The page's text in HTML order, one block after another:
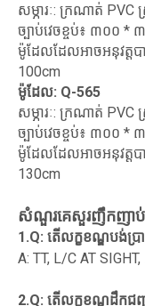
សម្ភារៈ: ក្រណាត់ PVC
ច្បាប់វេចខ្ចប់៖ ៣០០
ម៉ូដែលដែលអាចអនុវត្តប
100cm
ម៉ូដែល: Q-565
សម្ភារៈ: ក្រណាត់ PVC
ច្បាប់វេចខ្ចប់៖ ៣០០
ម៉ូដែលដែលអាចអនុវត្ត
130cm
សំណួរគេសួរញឹកញាប់
1.Q: តើលក្ខខណ្ឌបង់ប្រ
A: TT, L/C AT
2.Q: តើលក្ខខណ្ឌដឹកជញ្